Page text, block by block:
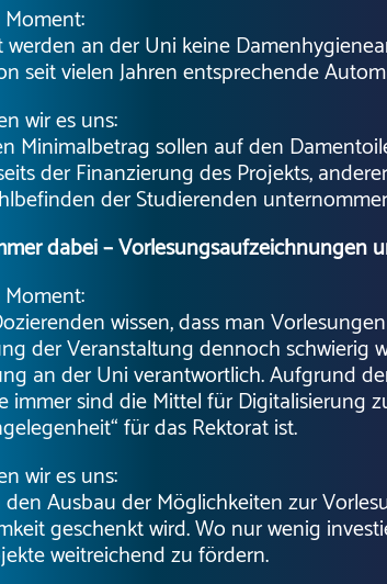
an der Uni keine
seit vielen Jahren entsprechende
wir es uns:
Minimalbetrag sollen auf den
der Finanzierung des Projekts,
der Studierenden
dabei – Vorlesungsaufzeichnungen
wissen, dass man
der Veranstaltung dennoch schwierig
an der Uni verantwortlich. Aufgrund
immer sind die Mittel für Digitalisierung
für das Rektorat ist.
wir es uns:
Ausbau der Möglichkeiten zur
geschenkt wird. Wo nur wenig
weitreichend zu fördern.